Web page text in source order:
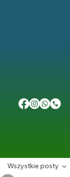
Wszystkie posty